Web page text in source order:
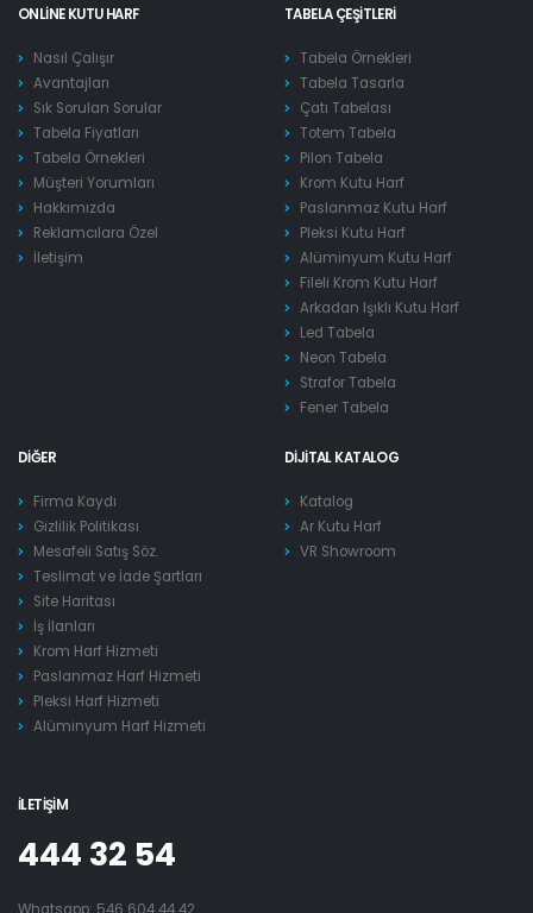
ONLINE KUTU HARF
Nasıl Çalışır
Avantajları
Sık Sorulan Sorular
Tabela Fiyatları
Tabela Örnekleri
Müşteri Yorumları
Hakkımızda
Reklamcılara Özel
İletişim
TABELA ÇEŞITLERI
Tabela Örnekleri
Tabela Tasarla
Çatı Tabelası
Totem Tabela
Pilon Tabela
Krom Kutu Harf
Paslanmaz Kutu Harf
Pleksi Kutu Harf
Alüminyum Kutu Harf
Fileli Krom Kutu Harf
Arkadan Işıklı Kutu Harf
Led Tabela
Neon Tabela
Strafor Tabela
Fener Tabela
DIĞER
Firma Kaydı
Gizlilik Politikası
Mesafeli Satış Söz.
Teslimat ve İade Şartları
Site Haritası
İş İlanları
Krom Harf Hizmeti
Paslanmaz Harf Hizmeti
Pleksi Harf Hizmeti
Alüminyum Harf Hizmeti
DIJITAL KATALOG
Katalog
Ar Kutu Harf
VR Showroom
İLETIŞIM
444 32 54
Whatsapp: 546 604 44 42